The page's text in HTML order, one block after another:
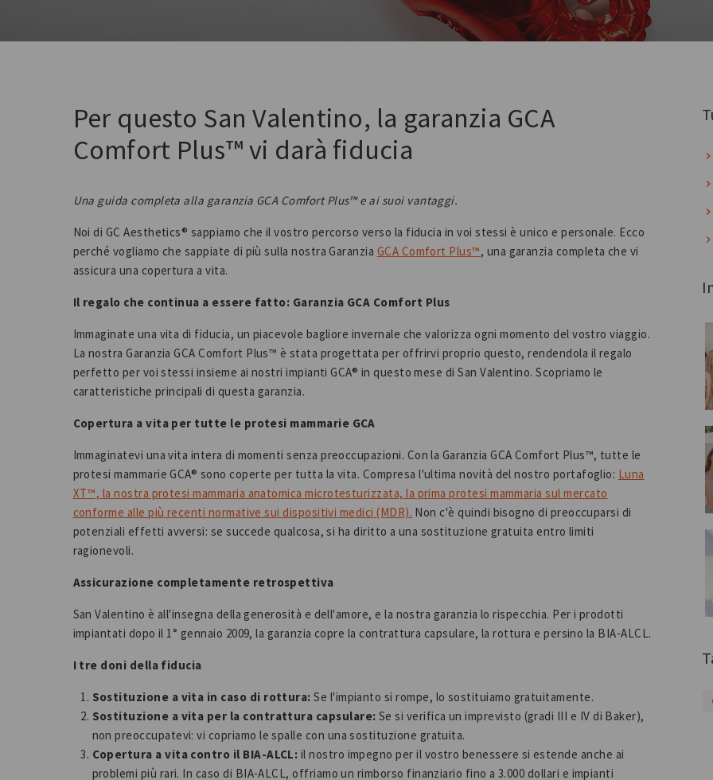
Per questo San Valentino, la garanzia GCA
Comfort Plus™ vi darà fiducia
Una guida completa alla garanzia GCA Comfort Plus™ e ai suoi vantaggi.
Noi di GC Aesthetics® sappiamo che il vostro percorso verso la fiducia in voi stessi è unico e personale. Ecco
perché vogliamo che sappiate di più sulla nostra Garanzia GCA Comfort Plus™, una garanzia completa che vi
assicura una copertura a vita.
Il regalo che continua a essere fatto: Garanzia GCA Comfort Plus
Immaginate una vita di fiducia, un piacevole bagliore invernale che valorizza ogni momento del vostro viaggio.
La nostra Garanzia GCA Comfort Plus™ è stata progettata per offrirvi proprio questo, rendendola il regalo
perfetto per voi stessi insieme ai nostri impianti GCA® in questo mese di San Valentino. Scopriamo le
caratteristiche principali di questa garanzia.
Copertura a vita per tutte le protesi mammarie GCA
Immaginatevi una vita intera di momenti senza preoccupazioni. Con la Garanzia GCA Comfort Plus™, tutte le
protesi mammarie GCA® sono coperte per tutta la vita. Compresa l'ultima novità del nostro portafoglio: Luna
XT™, la nostra protesi mammaria anatomica microtesturizzata, la prima protesi mammaria sul mercato
conforme alle più recenti normative sui dispositivi medici (MDR). Non c'è quindi bisogno di preoccuparsi di
potenziali effetti avversi: se succede qualcosa, si ha diritto a una sostituzione gratuita entro limiti
ragionevoli.
Assicurazione completamente retrospettiva
San Valentino è all'insegna della generosità e dell'amore, e la nostra garanzia lo rispecchia. Per i prodotti
impiantati dopo il 1° gennaio 2009, la garanzia copre la contrattura capsulare, la rottura e persino la BIA-ALCL.
I tre doni della fiducia
Sostituzione a vita in caso di rottura:Se l'impianto si rompe, lo sostituiamo gratuitamente.
Sostituzione a vita per la contrattura capsulare: Se si verifica un imprevisto (gradi III e IV di Baker),
non preoccupatevi: vi copriamo le spalle con una sostituzione gratuita.
Copertura a vita contro il BIA-ALCL: il nostro impegno per il vostro benessere si estende anche ai
problemi più rari. In caso di BIA-ALCL, offriamo un rimborso finanziario fino a 3.000 dollari e impianti